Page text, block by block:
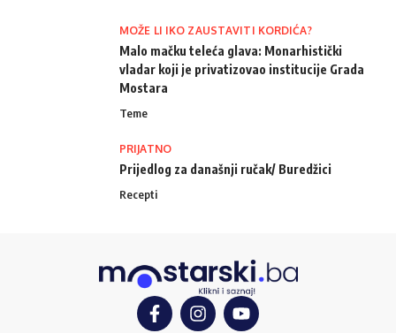
MOŽE LI IKO ZAUSTAVITI KORDIĆA?
Malo mačku teleća glava: Monarhistički
vladar koji je privatizovao institucije Grada
Mostara
Teme
PRIJATNO
Prijedlog za današnji ručak/ Buredžici
Recepti